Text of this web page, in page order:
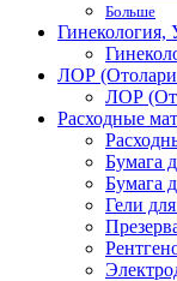
Больше
Гинекология,
ЛОР
ЛОР
Расходные
Бумага
Бумага
Гели